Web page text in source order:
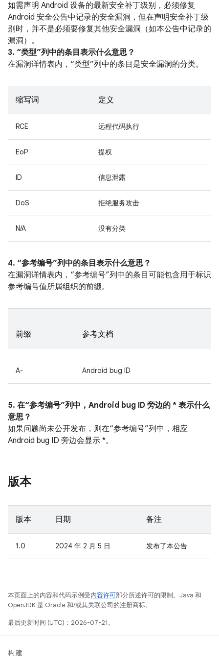
如需声明 Android 设备的最新安全补丁级别，必须修复
Android 安全公告中记录的安全漏洞，但在声明安全补丁级
别时，并不是必须要修复其他安全漏洞（如本公告中记录的
漏洞）。
3. “类型”列中的条目表示什么意思？
在漏洞详情表内，“类型”列中的条目是安全漏洞的分类。
缩写词 定义
RCE 远程代码执行
EoP 提权
ID 信息泄露
DoS 拒绝服务攻击
N/A 没有分类
4. “参考编号”列中的条目表示什么意思？
在漏洞详情表内，“参考编号”列中的条目可能包含用于标识
参考编号值所属组织的前缀。
前缀 参考文档
A- Android bug ID
5. 在“参考编号”列中，Android bug ID 旁边的 * 表示什么
意思？
如果问题尚未公开发布，则在“参考编号”列中，相应
Android bug ID 旁边会显示 *。
版本
版本 日期 备注
1.0 2024 年 2 月 5 日 发布了本公告
本页面上的内容和代码示例受内容许可部分所述许可的限制。Java 和
OpenJDK 是 Oracle 和/或其关联公司的注册商标。
最后更新时间 (UTC)：2026-07-21。
构建